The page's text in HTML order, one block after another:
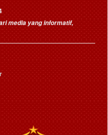
media yang informatif,